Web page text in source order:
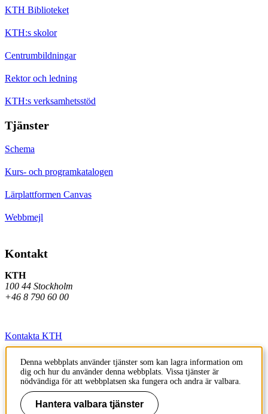
KTH Biblioteket
KTH:s skolor
Centrumbildningar
Rektor och ledning
KTH:s verksamhetsstöd
Tjänster
Schema
Kurs- och programkatalogen
Lärplattformen Canvas
Webbmejl
Kontakt
KTH
100 44 Stockholm
+46 8 790 60 00
Kontakta KTH
Jobba på KTH
Press och media
Faktura och betalning KTH
Denna webbplats använder tjänster som kan lagra information om
dig och hur du använder denna webbplats. Vissa tjänster är
nödvändiga för att webbplatsen ska fungera och andra är valbara.
Hantera valbara tjänster